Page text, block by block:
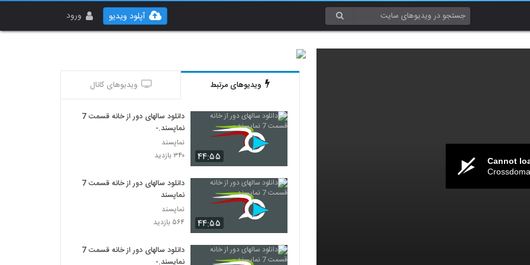
ورود آپلود ویدیو
Cannot
ویدیوهای مرتبط ویدیوهای کانال
۴۴:۵۵
دانلود سالهای دور از خانه قسمت 7
نماپسند.-
نماپسند
۳۴۰ بازدید
۴۴:۵۵
دانلود سالهای دور از خانه قسمت 7
نماپسند
نماپسند
۵۶۴ بازدید
دانلود سالهای دور از خانه قسمت 7
نماپسند.-